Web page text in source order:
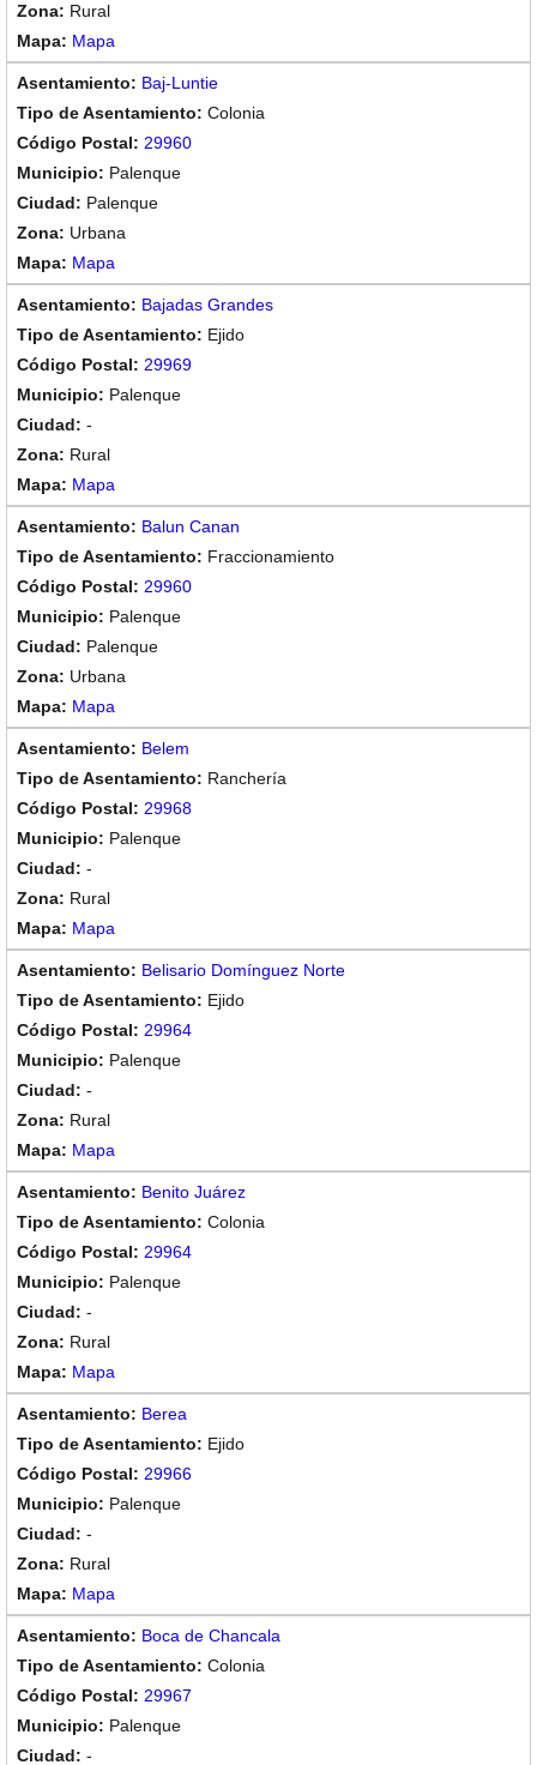
Rural
Mapa
Baj-Luntie
Colonia
29960
Palenque
Palenque
Urbana
Mapa
Bajadas Grandes
Ejido
29969
Palenque
-
Rural
Mapa
Balun Canan
Fraccionamiento
29960
Palenque
Palenque
Urbana
Mapa
Belem
Ranchería
29968
Palenque
-
Rural
Mapa
Belisario Domínguez Norte
Ejido
29964
Palenque
-
Rural
Mapa
Benito Juárez
Colonia
29964
Palenque
-
Rural
Mapa
Berea
Ejido
29966
Palenque
-
Rural
Mapa
Boca de Chancala
Colonia
29967
Palenque
-